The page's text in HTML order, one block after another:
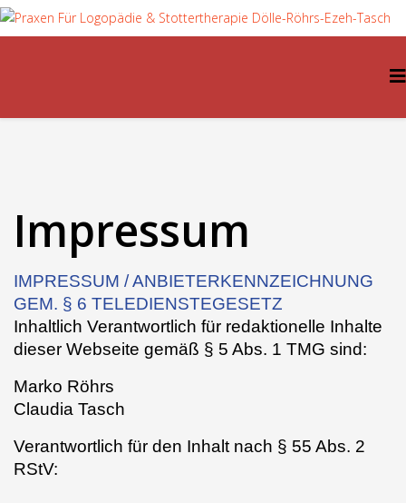
Impressum
IMPRESSUM / ANBIETERKENNZEICHNUNG
GEM. § 6 TELEDIENSTEGESETZ
Inhaltlich Verantwortlich für redaktionelle Inhalte
dieser Webseite gemäß § 5 Abs. 1 TMG sind:
Marko Röhrs
Claudia Tasch
Verantwortlich für den Inhalt nach § 55 Abs. 2
RStV: